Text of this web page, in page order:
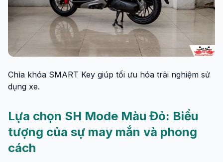
Chìa khóa SMART Key giúp tối ưu hóa trải nghiệm sử
dụng xe.
Lựa chọn SH Mode Màu Đỏ: Biểu
tượng của sự may mắn và phong
cách